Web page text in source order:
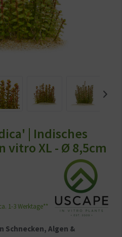
| Indisches
vitro XL - Ø 8,5cm
Algen &
1-3 Werktage**